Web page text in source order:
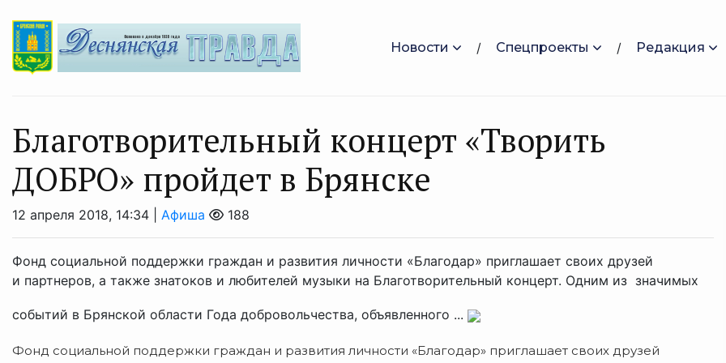
Новости Спецпроекты Редакция
Благотворительный концерт «Творить
ДОБРО» пройдет в Брянске
12 апреля 2018, 14:34 | Афиша 188
Фонд социальной поддержки граждан и развития личности «Благодар» приглашает своих друзей
и партнеров, а также знатоков и любителей музыки на Благотворительный концерт. Одним из значимых
событий в Брянской области Года добровольчества, объявленного ...
Фонд социальной поддержки граждан и развития личности «Благодар» приглашает своих друзей